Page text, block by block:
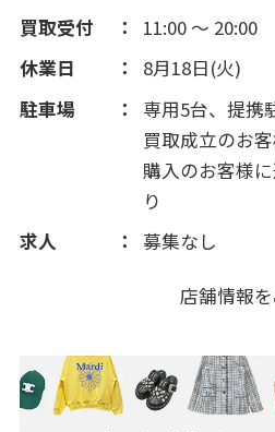
買取受付
11:00 ～ 20:00
休業日
8月18日(火)
駐車場
専用5台、提携
買取成立のお
購入のお客様
り
求人
募集なし
店舗情報